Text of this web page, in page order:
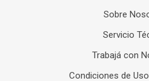
Sobre
Servicio
Trabajá con
Condiciones de